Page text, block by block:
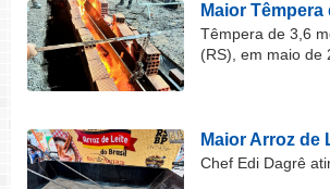
Maior Têmpera
Têmpera de 3,6
(RS), em maio de
Maior Arroz de
Chef Edi Dagrê